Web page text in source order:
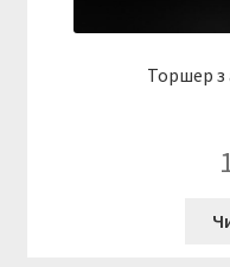
Торшер з